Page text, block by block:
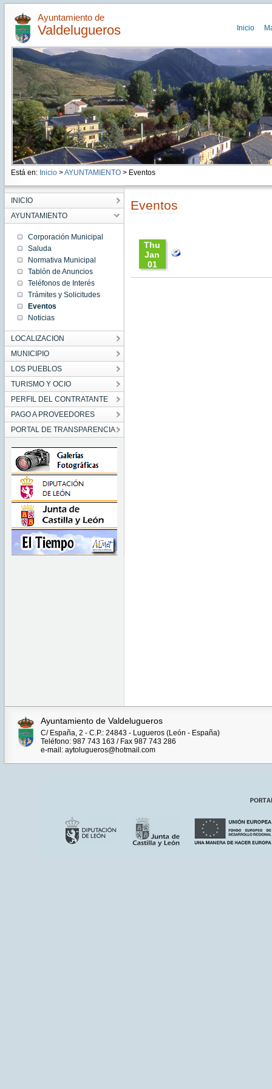
Ayuntamiento de
Valdelugueros Inicio
Está en: Inicio >AYUNTAMIENTO> Eventos
INICIO
AYUNTAMIENTO
Corporación Municipal
Saluda
Normativa Municipal
Tablón de Anuncios
Teléfonos de Interés
Trámites y Solicitudes
Eventos
Noticias
LOCALIZACION
MUNICIPIO
LOS PUEBLOS
TURISMO Y OCIO
PERFIL DEL CONTRATANTE
PAGO A PROVEEDORES
PORTAL DE TRANSPARENCIA
Eventos
Thu
Jan
01
Ayuntamiento de Valdelugueros
C/ España, 2 - C.P.: 24843 - Lugueros (León - España)
Teléfono: 987 743 163 / Fax 987 743 286
e-mail: aytolugueros@hotmail.com